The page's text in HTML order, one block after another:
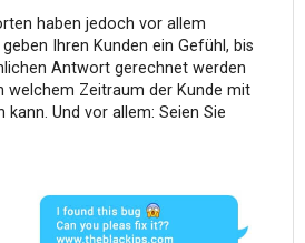
haben jedoch vor allem
Ihren Kunden ein Gefühl, bis
Antwort gerechnet werden
welchem Zeitraum der Kunde mit
Und vor allem: Seien Sie